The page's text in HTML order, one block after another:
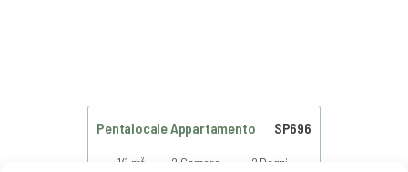
Pentalocale Appartamento SP696
141 m² 2 Camere 2 Bagni